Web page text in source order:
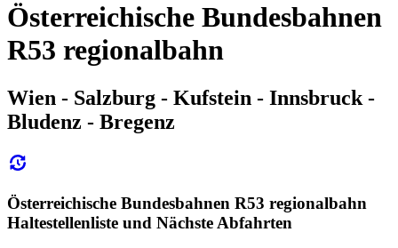
Österreichische Bundesbahnen
R53 regionalbahn
Wien - Salzburg - Kufstein - Innsbruck -
Bludenz - Bregenz
Österreichische Bundesbahnen R53 regionalbahn
Haltestellenliste und Nächste Abfahrten